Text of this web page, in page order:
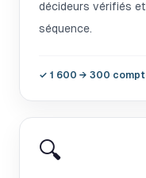
décideurs vérifiés
séquence.
✓ 1 600 → 300
🔍